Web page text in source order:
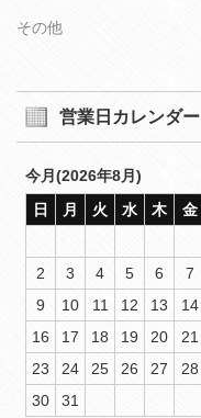
その他
営業日カレンダー
今月(2026年8月)
日
月 火 水 木 金
2
3 4 5 6 7
9
10 11 12 13 14
16
17 18 19 20 21
23
24 25 26 27 28
30
31